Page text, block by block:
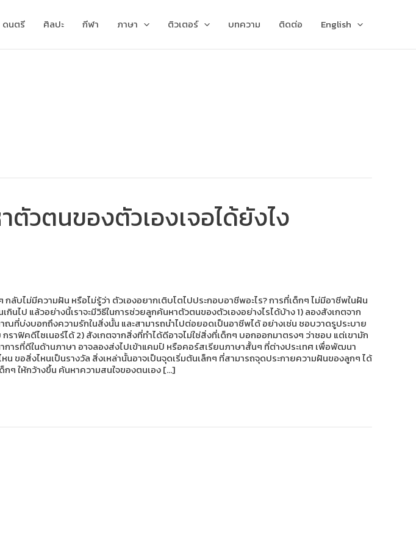
ดนตรี ศิลปะ กีฬา ภาษา ติวเตอร์ บทความ ติดต่อ English
ตัวตนของตัวเองเจอได้ยังไง
ไม่มีความฝัน หรือไม่รู้ว่า ตัวเองอยากเติบโตไปประกอบอาชีพอะไร? การที่เด็กๆ ไม่มีอาชีพในฝัน
ไป แล้วอย่างนี้เราจะมีวิธีในการช่วยลูกค้นหาตัวตนของตัวเองอย่างไรได้บ้าง 1) ลองสังเกตจาก
ที่บ่งบอกถึงความรักในสิ่งนั้น และสามารถนำไปต่อยอดเป็นอาชีพได้ อย่างเช่น ชอบวาดรูประบาย
าฟิคดีไซเนอร์ได้ 2) สังเกตจากสิ่งที่ทำได้ดีอาจไม่ใช่สิ่งที่เด็กๆ บอกออกมาตรงๆ ว่าชอบ แต่เขามัก
รที่ดีในด้านภาษา อาจลองส่งไปเข้าแคมป์ หรือคอร์สเรียนภาษาสั้นๆ ที่ต่างประเทศ เพื่อพัฒนา
น ขอสิ่งไหนเป็นรางวัล สิ่งเหล่านั้นอาจเป็นจุดเริ่มต้นเล็กๆ ที่สามารถจุดประกายความฝันของลูกๆ ได้
ๆ ให้กว้างขึ้น ค้นหาความสนใจของตนเอง […]